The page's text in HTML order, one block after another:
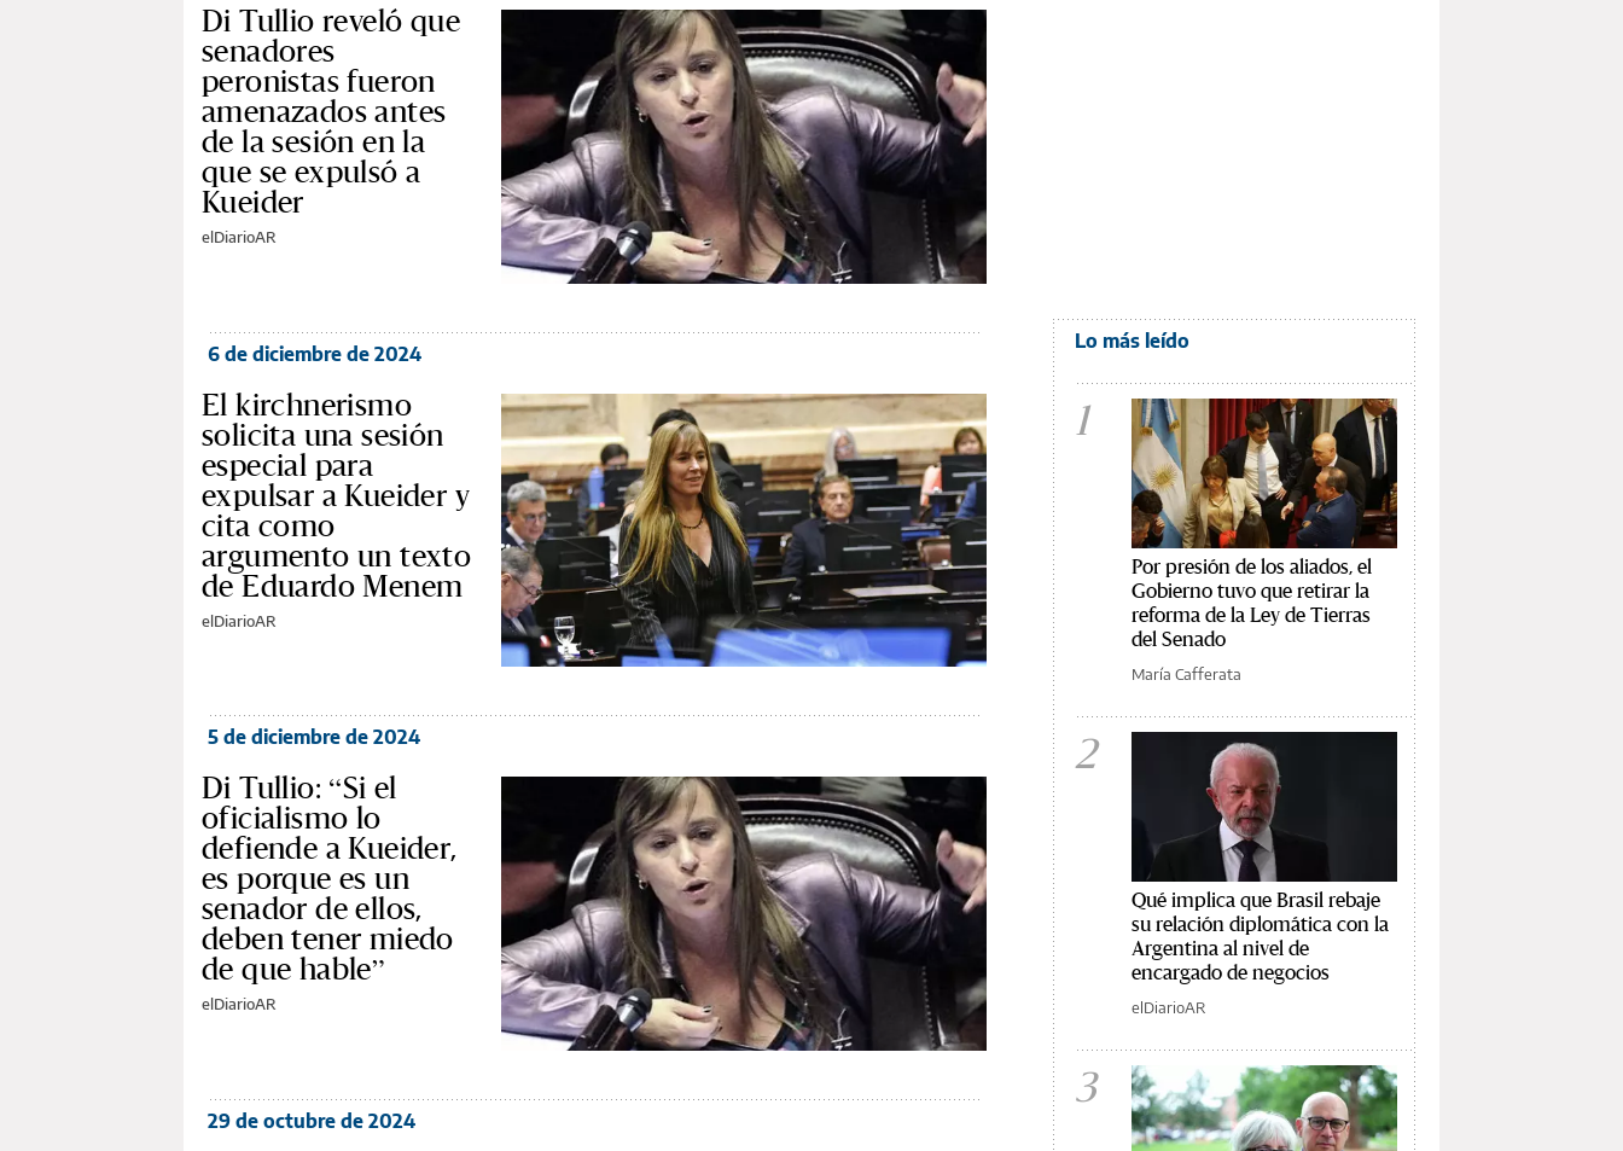
Di Tullio reveló que
senadores
peronistas fueron
amenazados antes
de la sesión en la
que se expulsó a
Kueider
elDiarioAR
6 de diciembre de 2024
El kirchnerismo
solicita una sesión
especial para
expulsar a Kueider y
cita como
argumento un texto
de Eduardo Menem
elDiarioAR
5 de diciembre de 2024
Di Tullio: “Si el
oficialismo lo
defiende a Kueider,
es porque es un
senador de ellos,
deben tener miedo
de que hable”
elDiarioAR
29 de octubre de 2024
Lo más leído
1
Por presión de los aliados, el
Gobierno tuvo que retirar la
reforma de la Ley de Tierras
del Senado
María Cafferata
2
Qué implica que Brasil rebaje
su relación diplomática con la
Argentina al nivel de
encargado de negocios
elDiarioAR
3